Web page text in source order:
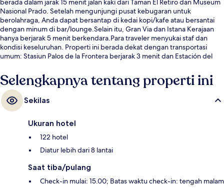
berada dalam jarak 15 menit jalan kaki dari Taman El Retiro dan Museum
Nasional Prado. Setelah mengunjungi pusat kebugaran untuk
berolahraga, Anda dapat bersantap di kedai kopi/kafe atau bersantai
dengan minum di bar/lounge.Selain itu, Gran Via dan Istana Kerajaan
hanya berjarak 5 menit berkendara.Para traveler menyukai staf dan
kondisi keseluruhan. Properti ini berada dekat dengan transportasi
umum: Stasiun Palos de la Frontera berjarak 3 menit dan Estación del
Selengkapnya tentang properti ini
Sekilas
Ukuran hotel
122 hotel
Diatur lebih dari 8 lantai
Saat tiba/pulang
Check-in mulai: 15.00; Batas waktu check-in: tengah malam